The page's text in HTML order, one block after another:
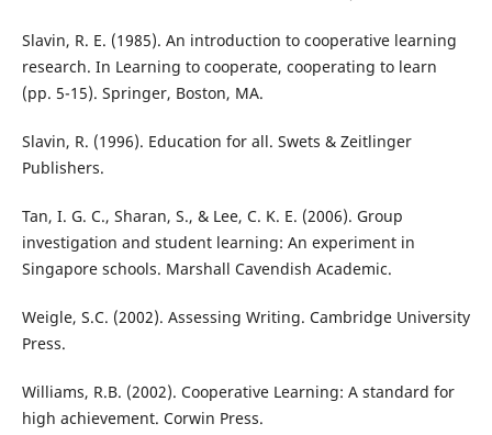
Slavin, R. E. (1985). An introduction to cooperative learning
research. In Learning to cooperate, cooperating to learn
(pp. 5-15). Springer, Boston, MA.
Slavin, R. (1996). Education for all. Swets & Zeitlinger
Publishers.
Tan, I. G. C., Sharan, S., & Lee, C. K. E. (2006). Group
investigation and student learning: An experiment in
Singapore schools. Marshall Cavendish Academic.
Weigle, S.C. (2002). Assessing Writing. Cambridge University
Press.
Williams, R.B. (2002). Cooperative Learning: A standard for
high achievement. Corwin Press.